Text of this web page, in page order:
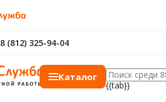
8 (812) 325-94-04
Каталог
{{tab}}